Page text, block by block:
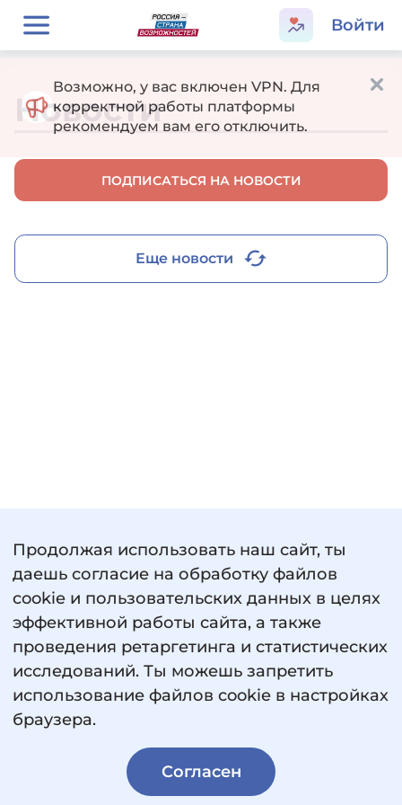
Войти
Новости
ПОДПИСАТЬСЯ НА НОВОСТИ
Еще новости
Продолжая использовать наш сайт, ты
даешь согласие на обработку файлов
cookie и пользовательских данных в целях
эффективной работы сайта, а также
проведения ретаргетинга и статистических
исследований. Ты можешь запретить
использование файлов cookie в настройках
браузера.
Согласен
© 2026 «Россия — страна возможностей».
Все права защищены
Пользовательское соглашение
Политика обработки персональных данных
Сведения об образовательной организации
Возможно, у вас включен VPN. Для
корректной работы платформы
рекомендуем вам его отключить.